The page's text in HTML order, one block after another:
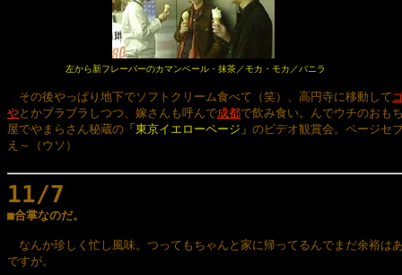
左から新フレーバーのカマンベール・抹茶／モカ・モカ／バニラ
その後やっぱり地下でソフトクリーム食べて（笑）、高円寺に移動して
やとかブラブラしつつ、嫁さんも呼んで成都で飲み食い。んでウチのおも
屋でやまらさん秘蔵の 「東京イエローページ」 のビデオ観賞会。ページセ
え～（ウソ）
11/7
■合掌なのだ。
なんか珍しく忙し風味。つってもちゃんと家に帰ってるんでまだ余裕は
ですが。